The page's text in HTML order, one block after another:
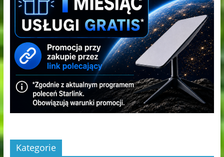
Kategorie